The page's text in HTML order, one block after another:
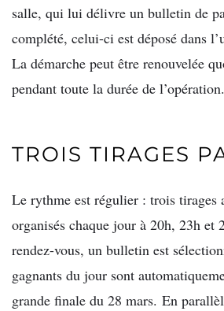
salle, qui lui délivre un bulletin de
complété, celui-ci est déposé dans
La démarche peut être renouvelée
pendant toute la durée de l’opération.
TROIS TIRAGES
Le rythme est régulier : trois tirages
organisés chaque jour à 20h, 23h et
rendez-vous, un bulletin est
gagnants du jour sont
grande finale du 28 mars. En